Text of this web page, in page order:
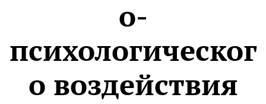
о-
психологическог
о воздействия